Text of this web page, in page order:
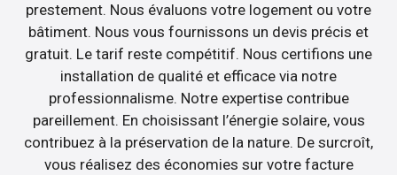
prestement. Nous évaluons votre logement ou votre
bâtiment. Nous vous fournissons un devis précis et
gratuit. Le tarif reste compétitif. Nous certifions une
installation de qualité et efficace via notre
professionnalisme. Notre expertise contribue
pareillement. En choisissant l’énergie solaire, vous
contribuez à la préservation de la nature. De surcroît,
vous réalisez des économies sur votre facture